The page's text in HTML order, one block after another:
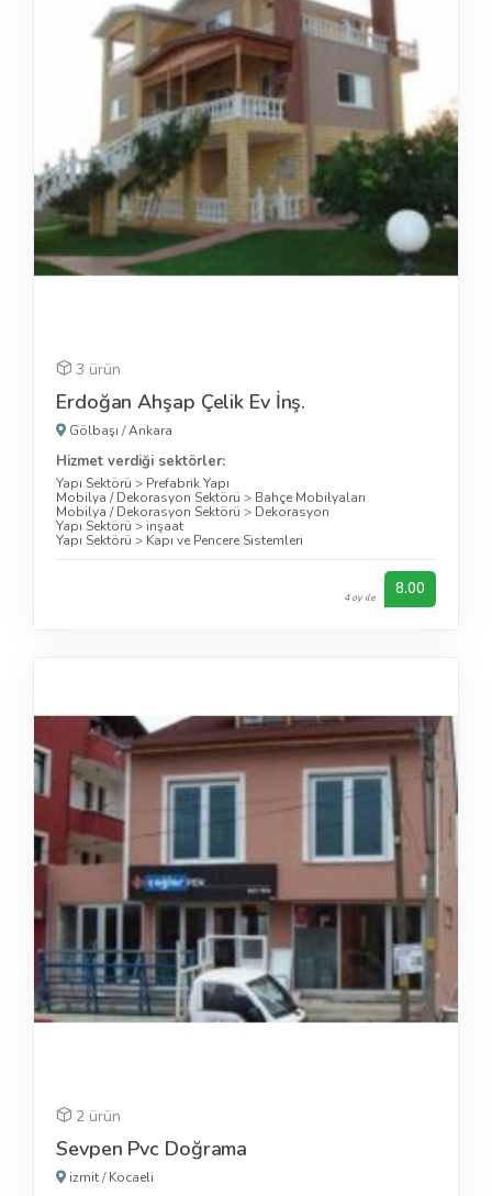
3 ürün
Erdoğan Ahşap Çelik Ev İnş.
Gölbaşı /Ankara
Hizmet verdiği sektörler:
Yapı Sektörü > Prefabrik Yapı
Mobilya / Dekorasyon Sektörü > Bahçe Mobilyaları
Mobilya / Dekorasyon Sektörü > Dekorasyon
Yapı Sektörü > inşaat
Yapı Sektörü > Kapı ve Pencere Sistemleri
4 oy ile 8.00
2 ürün
Sevpen Pvc Doğrama
izmit/Kocaeli